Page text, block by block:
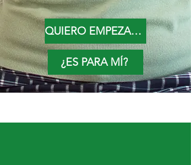
QUIERO EMPEZAR YA
¿ES PARA MÍ?